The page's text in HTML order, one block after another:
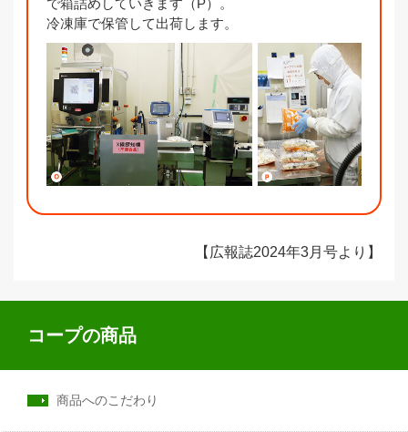
冷凍庫で保管して出荷します。
【広報誌2024年3月号より】
コープの商品
商品へのこだわり